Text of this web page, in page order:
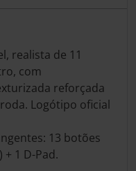
realista de 11
com
reforçada
Logótipo oficial
13 botões
1 D-Pad.